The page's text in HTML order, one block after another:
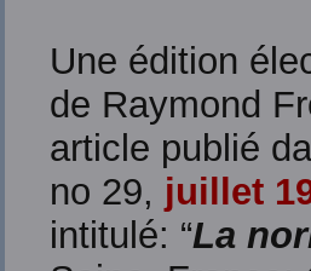
Une édition
de Raymond
article publié
no 29, juillet
intitulé: “La